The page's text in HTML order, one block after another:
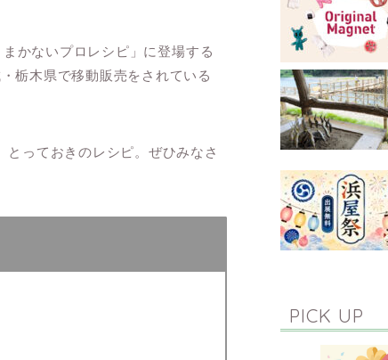
かないプロレシピ」に登場する
栃木県で移動販売をされている
っておきのレシピ。ぜひみなさ
PICK UP